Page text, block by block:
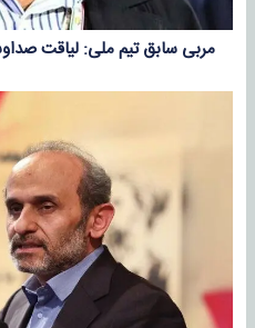
مربی سابق تیم ملی: لیاقت